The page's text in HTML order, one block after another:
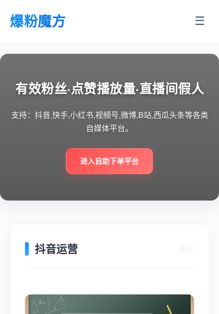
爆粉魔方 ☰
有效粉丝·点赞播放量·直播间假人
支持：抖音,快手,小红书,视频号,微博,B站,西瓜头条等各类
自媒体平台。
进入自助下单平台
抖音运营